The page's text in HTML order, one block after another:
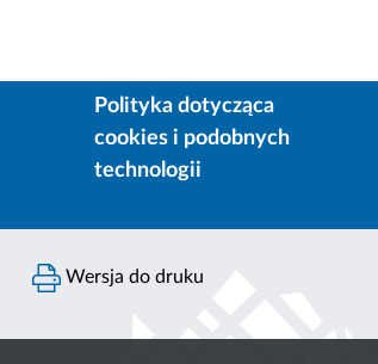
Polityka dotycząca
cookies i podobnych
technologii
Wersja do druku